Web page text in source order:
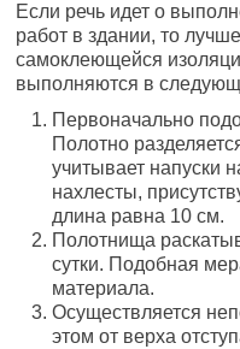
Если речь идет о
работ в здании, то
самоклеющейся
выполняются в
Первоначально
Полотно
учитывает напуски
нахлесты,
длина равна 10 см.
Полотнища
сутки. Подобная
материала.
Осуществляется
этом от верха